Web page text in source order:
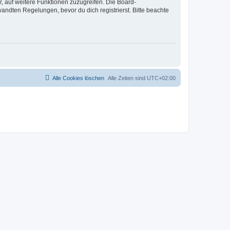
auf weitere Funktionen zuzugreifen. Die Board-
Regelungen, bevor du dich registrierst. Bitte beachte
Alle Zeiten sind UTC+02:00
Alle Cookies löschen